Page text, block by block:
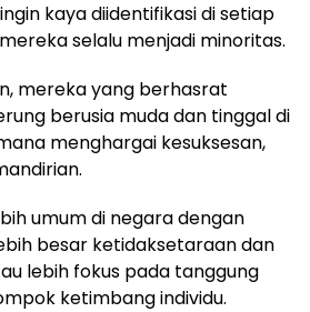
kaya diidentifikasi di setiap
selalu menjadi minoritas.
mereka yang berhasrat
berusia muda dan tinggal di
menghargai kesuksesan,
umum di negara dengan
besar ketidaksetaraan dan
lebih fokus pada tanggung
ketimbang individu.